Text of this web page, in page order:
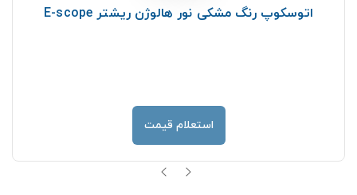
اتوسکوپ رنگ مشکی نور هالوژن ریشتر E-scope
استعلام قیمت